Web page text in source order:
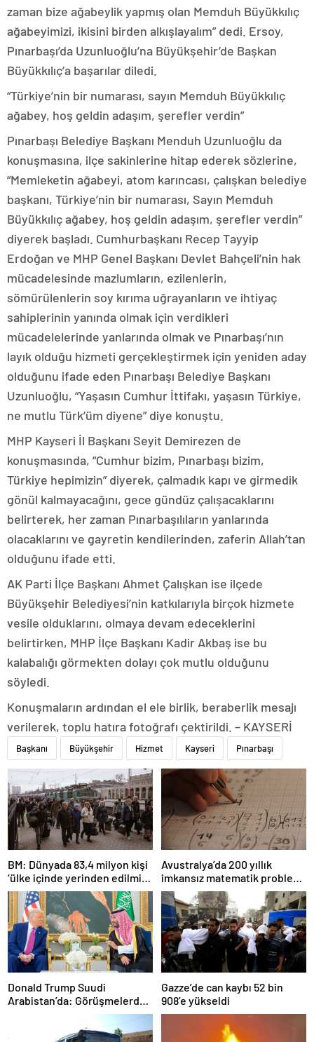
zaman bize ağabeylik yapmış olan Memduh Büyükkılıç
ağabeyimizi, ikisini birden alkışlayalım” dedi. Ersoy,
Pınarbaşı’da Uzunluoğlu’na Büyükşehir’de Başkan
Büyükkılıç’a başarılar diledi.
“Türkiye’nin bir numarası, sayın Memduh Büyükkılıç
ağabey, hoş geldin adaşım, şerefler verdin”
Pınarbaşı Belediye Başkanı Menduh Uzunluoğlu da
konuşmasına, ilçe sakinlerine hitap ederek sözlerine,
“Memleketin ağabeyi, atom karıncası, çalışkan belediye
başkanı, Türkiye’nin bir numarası, Sayın Memduh
Büyükkılıç ağabey, hoş geldin adaşım, şerefler verdin”
diyerek başladı. Cumhurbaşkanı Recep Tayyip
Erdoğan ve MHP Genel Başkanı Devlet Bahçeli’nin hak
mücadelesinde mazlumların, ezilenlerin,
sömürülenlerin soy kırıma uğrayanların ve ihtiyaç
sahiplerinin yanında olmak için verdikleri
mücadelelerinde yanlarında olmak ve Pınarbaşı’nın
layık olduğu hizmeti gerçekleştirmek için yeniden aday
olduğunu ifade eden Pınarbaşı Belediye Başkanı
Uzunluoğlu, “Yaşasın Cumhur İttifakı, yaşasın Türkiye,
ne mutlu Türk’üm diyene” diye konuştu.
MHP Kayseri İl Başkanı Seyit Demirezen de
konuşmasında, “Cumhur bizim, Pınarbaşı bizim,
Türkiye hepimizin” diyerek, çalmadık kapı ve girmedik
gönül kalmayacağını, gece gündüz çalışacaklarını
belirterek, her zaman Pınarbaşılıların yanlarında
olacaklarını ve gayretin kendilerinden, zaferin Allah’tan
olduğunu ifade etti.
AK Parti İlçe Başkanı Ahmet Çalışkan ise ilçede
Büyükşehir Belediyesi’nin katkılarıyla birçok hizmete
vesile olduklarını, olmaya devam edeceklerini
belirtirken, MHP İlçe Başkanı Kadir Akbaş ise bu
kalabalığı görmekten dolayı çok mutlu olduğunu
söyledi.
Konuşmaların ardından el ele birlik, beraberlik mesajı
verilerek, toplu hatıra fotoğrafı çektirildi. – KAYSERİ
Başkanı Büyükşehir Hizmet Kayseri Pınarbaşı
BM: Dünyada 83,4 milyon kişi
‘ülke içinde yerinden edilmiş’
olarak yaşıyor
Avustralya’da 200 yıllık
imkansız matematik problemi
çözüldü
Donald Trump Suudi
Arabistan’da: Görüşmelerde
Gazze’de can kaybı 52 bin
908’e yükseldi